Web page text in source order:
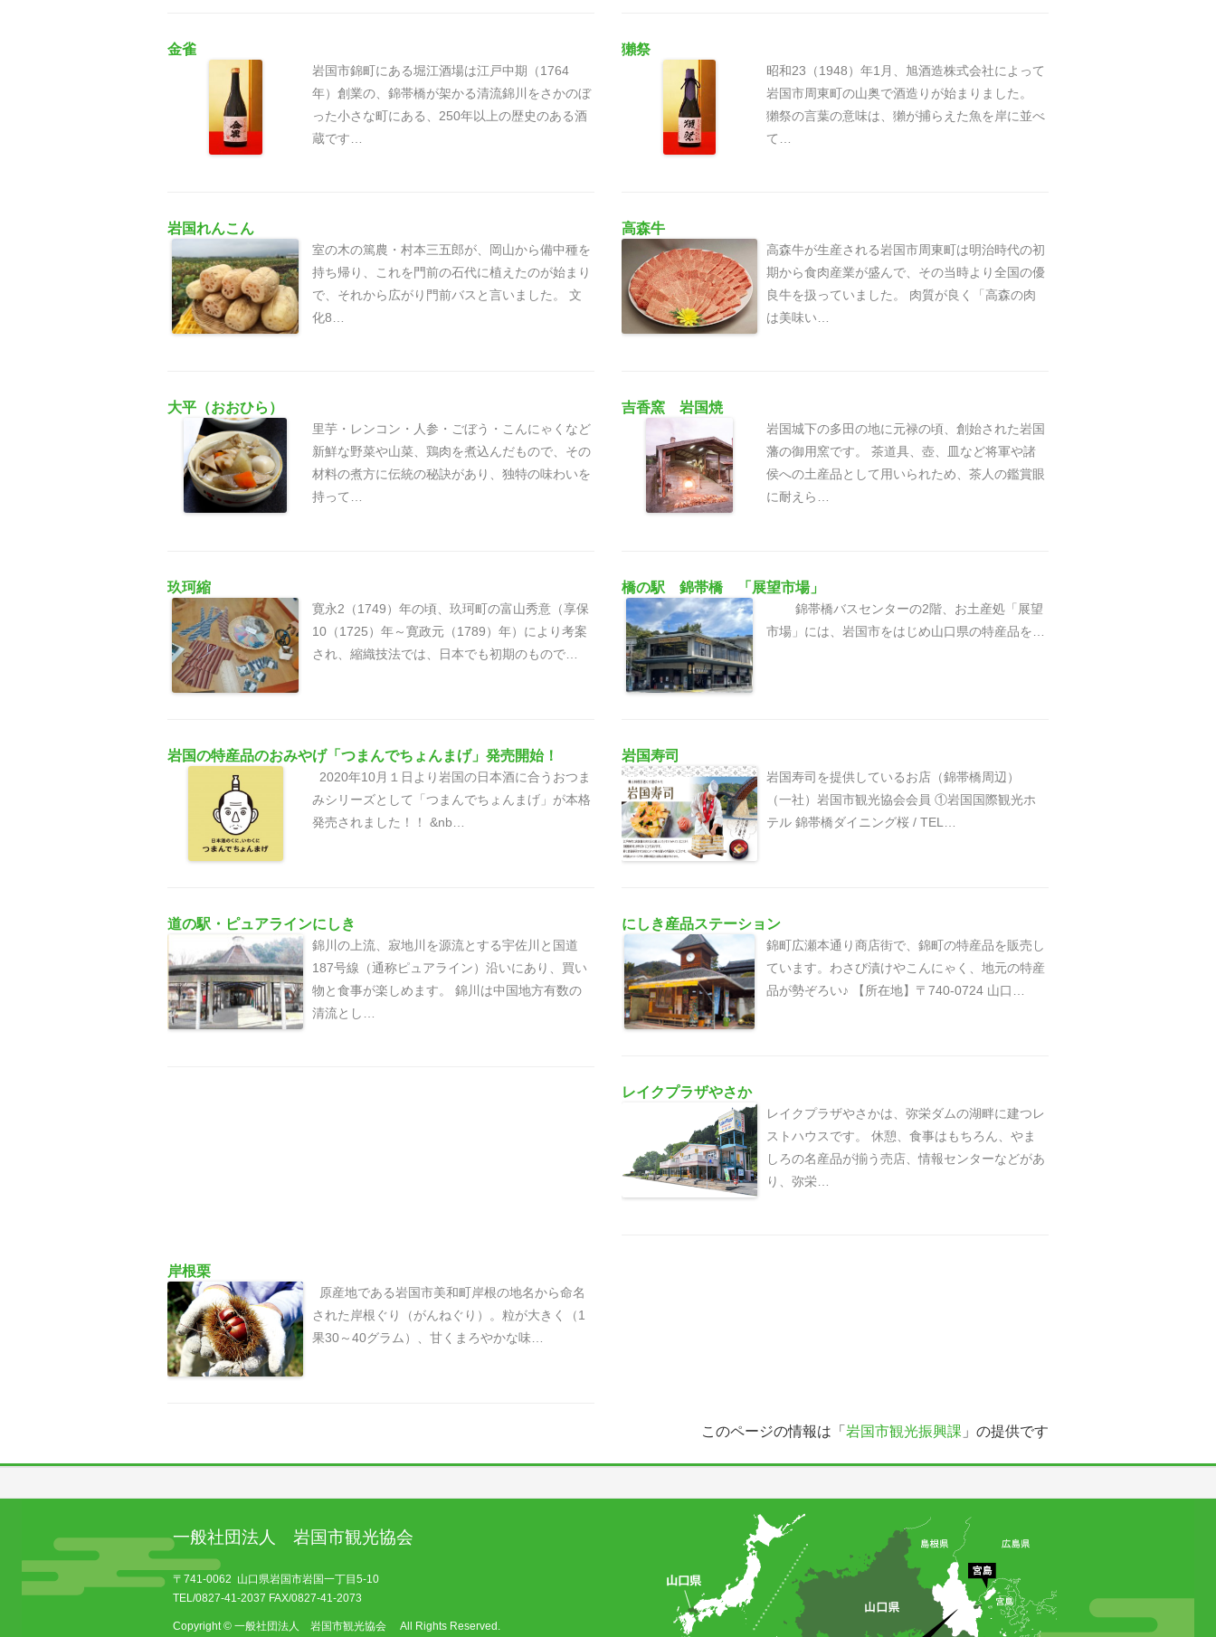
金雀
岩国市錦町にある堀江酒場は江戸中期（1764
年）創業の、錦帯橋が架かる清流錦川をさかのぼ
った小さな町にある、250年以上の歴史のある酒
蔵です…
獺祭
昭和23（1948）年1月、旭酒造株式会社によって
岩国市周東町の山奥で酒造りが始まりました。
獺祭の言葉の意味は、獺が捕らえた魚を岸に並べ
て…
岩国れんこん
室の木の篤農・村本三五郎が、岡山から備中種を
持ち帰り、これを門前の石代に植えたのが始まり
で、それから広がり門前バスと言いました。 文
化8…
高森牛
高森牛が生産される岩国市周東町は明治時代の初
期から食肉産業が盛んで、その当時より全国の優
良牛を扱っていました。 肉質が良く「高森の肉
は美味い…
大平（おおひら）
里芋・レンコン・人参・ごぼう・こんにゃくなど
新鮮な野菜や山菜、鶏肉を煮込んだもので、その
材料の煮方に伝統の秘訣があり、独特の味わいを
持って…
吉香窯 岩国焼
岩国城下の多田の地に元禄の頃、創始された岩国
藩の御用窯です。 茶道具、壺、皿など将軍や諸
侯への土産品として用いられため、茶人の鑑賞眼
に耐えら…
玖珂縮
寛永2（1749）年の頃、玖珂町の富山秀意（享保
10（1725）年～寛政元（1789）年）により考案
され、縮織技法では、日本でも初期のもので…
橋の駅 錦帯橋 「展望市場」
錦帯橋バスセンターの2階、お土産処「展望
市場」には、岩国市をはじめ山口県の特産品を…
岩国の特産品のおみやげ「つまんでちょんまげ」発売開始！
2020年10月１日より岩国の日本酒に合うおつま
みシリーズとして「つまんでちょんまげ」が本格
発売されました！！ &nb…
岩国寿司
岩国寿司を提供しているお店（錦帯橋周辺）
（一社）岩国市観光協会会員 ①岩国国際観光ホ
テル 錦帯橋ダイニング桜 / TEL…
道の駅・ピュアラインにしき
錦川の上流、寂地川を源流とする宇佐川と国道
187号線（通称ピュアライン）沿いにあり、買い
物と食事が楽しめます。 錦川は中国地方有数の
清流とし…
にしき産品ステーション
錦町広瀬本通り商店街で、錦町の特産品を販売し
ています。わさび漬けやこんにゃく、地元の特産
品が勢ぞろい♪ 【所在地】〒740-0724 山口…
レイクプラザやさか
レイクプラザやさかは、弥栄ダムの湖畔に建つレ
ストハウスです。 休憩、食事はもちろん、やま
しろの名産品が揃う売店、情報センターなどがあ
り、弥栄…
岸根栗
原産地である岩国市美和町岸根の地名から命名
された岸根ぐり（がんねぐり）。粒が大きく（1
果30～40グラム）、甘くまろやかな味…
このページの情報は「 岩国市観光振興課 」の提供です
一般社団法人 岩国市観光協会
〒741-0062 山口県岩国市岩国一丁目5-10
TEL/0827-41-2037 FAX/0827-41-2073
Copyright © 一般社団法人 岩国市観光協会 All Rights Reserved.